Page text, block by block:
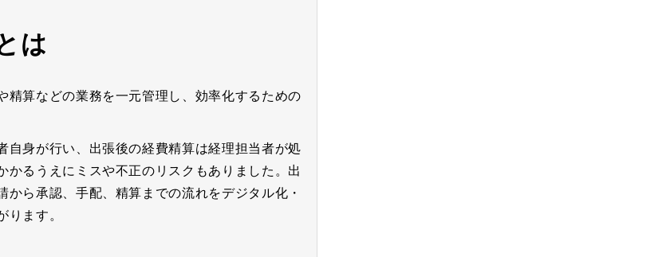
は
精算などの業務を一元管理し、効率化するための
身が行い、出張後の経費精算は経理担当者が処
るうえにミスや不正のリスクもありました。出
ら承認、手配、精算までの流れをデジタル化・
ります。